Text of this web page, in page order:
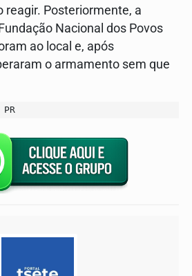
reagir. Posteriormente, a
Nacional dos Povos
ao local e, após
o armamento sem que